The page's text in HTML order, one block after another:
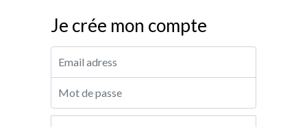
Je crée mon compte